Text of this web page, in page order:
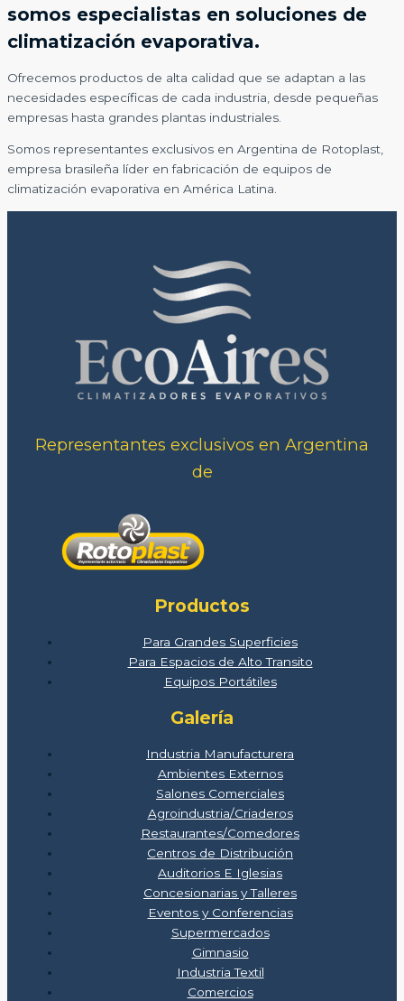
somos especialistas en soluciones de
climatización evaporativa.
Ofrecemos productos de alta calidad que se adaptan a las
necesidades específicas de cada industria, desde pequeñas
empresas hasta grandes plantas industriales.
Somos representantes exclusivos en Argentina de Rotoplast,
empresa brasileña líder en fabricación de equipos de
climatización evaporativa en América Latina.
Representantes exclusivos en Argentina
de
Productos
Para Grandes Superficies
Para Espacios de Alto Transito
Equipos Portátiles
Galería
Industria Manufacturera
Ambientes Externos
Salones Comerciales
Agroindustria/Criaderos
Restaurantes/Comedores
Centros de Distribución
Auditorios E Iglesias
Concesionarias y Talleres
Eventos y Conferencias
Supermercados
Gimnasio
Industria Textil
Comercios